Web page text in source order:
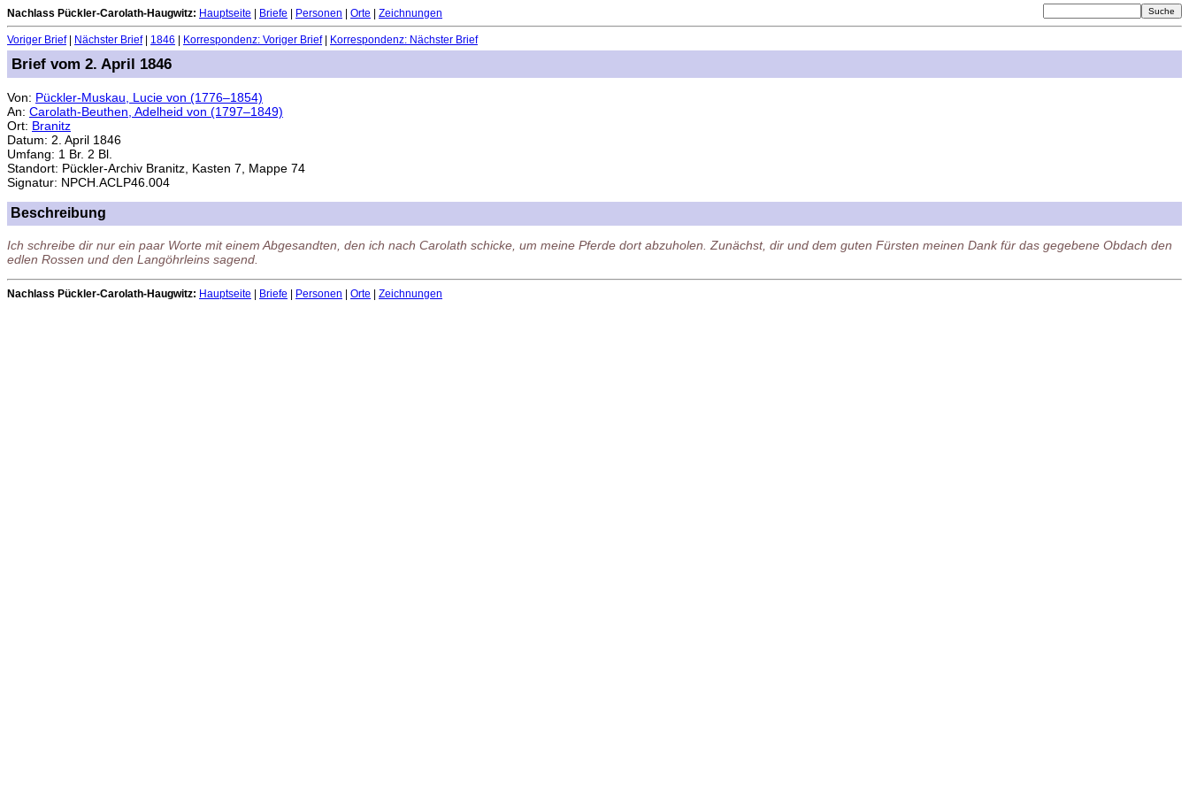
Nachlass Pückler-Carolath-Haugwitz: Hauptseite Briefe Personen Orte Zeichnungen
Voriger Brief| Nächster Brief| 1846 Korrespondenz: Voriger Brief| Korrespondenz: Nächster Brief
Brief vom 2. April 1846
Von: Pückler-Muskau, Lucie von (1776–1854)
An: Carolath-Beuthen, Adelheid von (1797–1849)
Ort: Branitz
Datum: 2. April 1846
Umfang: 1 Br. 2 Bl.
Standort: Pückler-Archiv Branitz, Kasten 7, Mappe 74
Signatur: NPCH.ACLP46.004
Beschreibung
Ich schreibe dir nur ein paar Worte mit einem Abgesandten, den ich nach Carolath schicke, um meine Pferde dort abzuholen. Zunächst, dir und dem guten Fürsten meinen Dank für das gegebene Obdach den
edlen Rossen und den Langöhrleins sagend.
Nachlass Pückler-Carolath-Haugwitz: Hauptseite | Briefe | Personen | Orte | Zeichnungen